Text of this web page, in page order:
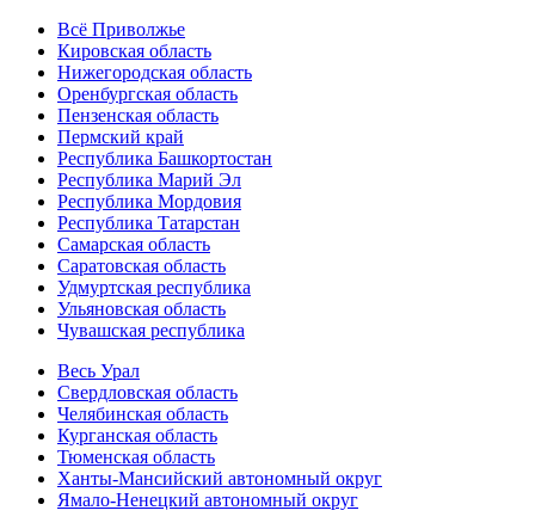
Всё Приволжье
Кировская область
Нижегородская область
Оренбургская область
Пензенская область
Пермский край
Республика Башкортостан
Республика Марий Эл
Республика Мордовия
Республика Татарстан
Самарская область
Саратовская область
Удмуртская республика
Ульяновская область
Чувашская республика
Весь Урал
Свердловская область
Челябинская область
Курганская область
Тюменская область
Ханты-Мансийский автономный округ
Ямало-Ненецкий автономный округ